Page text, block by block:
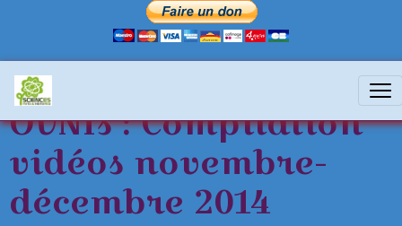
OVNIs : Compilation
vidéos novembre-
décembre 2014